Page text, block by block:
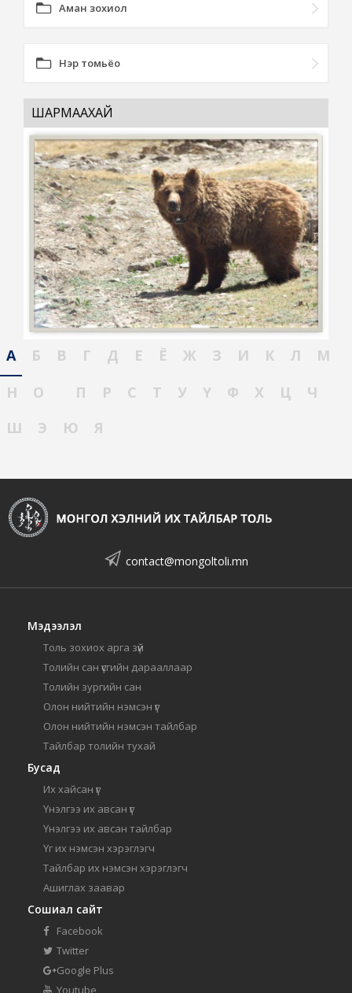
Аман зохиол
Нэр томьёо
ШАРМААХАЙ
А Б В Г Д Е Ё Ж З И К Л
М
Н
О П Р С Т У Ү Ф Х Ц
Ч
Ш
Э Ю Я
contact@mongoltoli.mn
Мэдээлэл
Толь зохиох арга зүй
Толийн сан үсгийн дарааллаар
Толийн зургийн сан
Олон нийтийн нэмсэн үг
Олон нийтийн нэмсэн тайлбар
Тайлбар толийн тухай
Бусад
Их хайсан үг
Үнэлгээ их авсан үг
Үнэлгээ их авсан тайлбар
Үг их нэмсэн хэрэглэгч
Тайлбар их нэмсэн хэрэглэгч
Ашиглах заавар
Сошиал сайт
Facebook
Twitter
Google Plus
Youtube